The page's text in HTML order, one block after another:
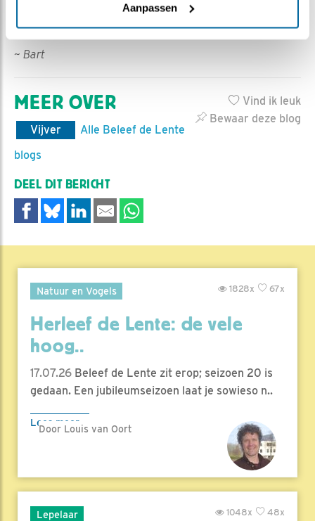
Aanpassen
Beleef de Lente 2025 er weer op. Geniet er dus nog
even van en blijf scherp op bijzondere waarnemingen!
~ Bart
Vind ik leuk
Bewaar deze blog
MEER OVER
Vijver
Alle Beleef de Lente
blogs
DEEL DIT BERICHT
Natuur en Vogels 67x
1828x
Herleef de Lente: de vele
hoog..
17.07.26 Beleef de Lente zit erop; seizoen 20 is
gedaan. Een jubileumseizoen laat je sowieso n..
Lees meer
Door Louis van Oort
Lepelaar 48x
1048x